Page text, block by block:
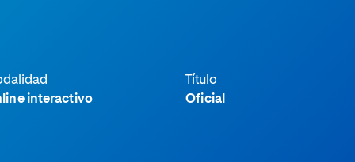
interactivo
Título
Oficial